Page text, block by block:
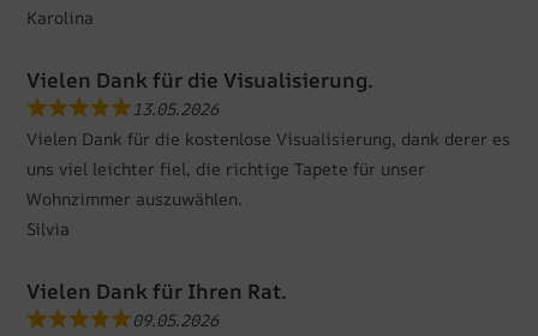
Karolina
Vielen Dank für die Visualisierung.
13.05.2026
Vielen Dank für die kostenlose Visualisierung, dank derer es
uns viel leichter fiel, die richtige Tapete für unser
Wohnzimmer auszuwählen.
Silvia
Vielen Dank für Ihren Rat.
09.05.2026